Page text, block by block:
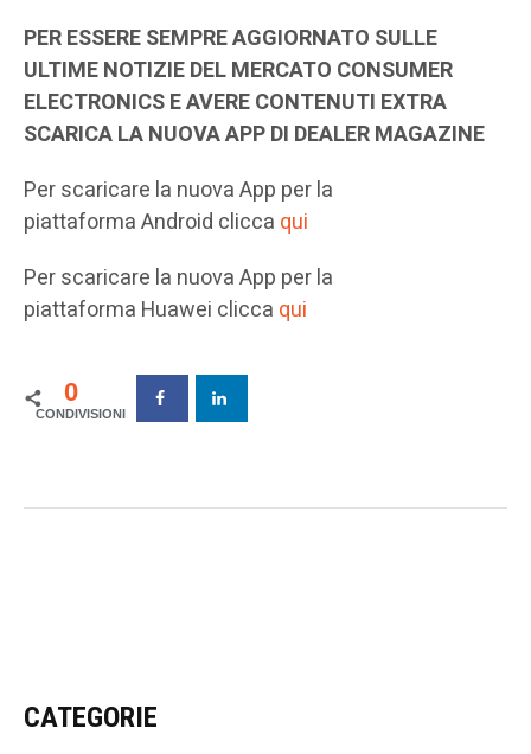
PER ESSERE SEMPRE AGGIORNATO SULLE
ULTIME NOTIZIE DEL MERCATO CONSUMER
ELECTRONICS E AVERE CONTENUTI EXTRA
SCARICA LA NUOVA APP DI DEALER MAGAZINE
Per scaricare la nuova App per la
piattaforma Android clicca qui
Per scaricare la nuova App per la
piattaforma Huawei clicca qui
0
CATEGORIE